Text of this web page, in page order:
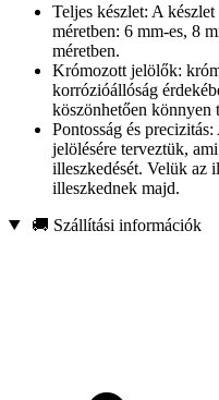
Teljes készlet: A
méretben: 6 mm-es, 8
méretben.
Krómozott jelölők:
korrózióállóság
köszönhetően könnyen
Pontosság és
jelölésére terveztük,
illeszkedését. Velük az
illeszkednek majd.
🚚 Szállítási információk